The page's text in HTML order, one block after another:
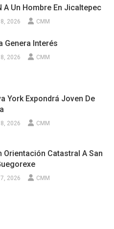
A Un Hombre En Jicaltepec
2026 CMM
Genera Interés
2026 CMM
York Expondrá Joven De
2026 CMM
Orientación Catastral A San
2026 CMM